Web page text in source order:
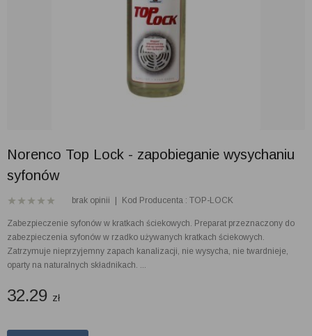
Norenco Top Lock - zapobieganie wysychaniu
syfonów
brak opinii Kod Producenta : TOP-LOCK
Zabezpieczenie syfonów w kratkach ściekowych. Preparat przeznaczony do
zabezpieczenia syfonów w rzadko używanych kratkach ściekowych.
Zatrzymuje nieprzyjemny zapach kanalizacji, nie wysycha, nie twardnieje,
oparty na naturalnych składnikach. ...
32.29 zł